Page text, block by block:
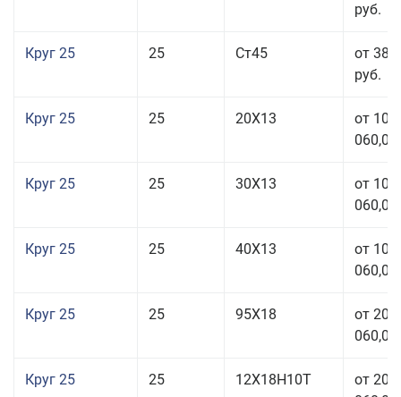
руб.
Круг 25 25 Ст45
от 38
руб.
Круг 25 25 20Х13
от 103
060,00
Круг 25 25 30Х13
от 103
060,00
Круг 25 25 40Х13
от 103
060,00
Круг 25 25 95Х18
от 208
060,00
Круг 25 25 12Х18Н10Т
от 208